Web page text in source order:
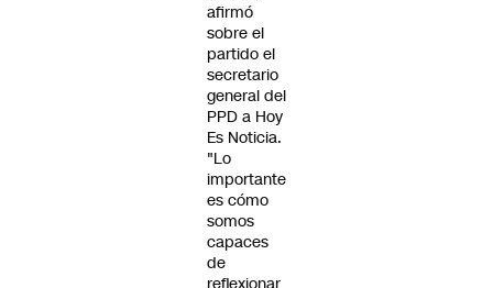
afirmó
sobre el
partido el
secretario
general del
PPD a Hoy
Es Noticia.
"Lo
importante
es cómo
somos
capaces
de
reflexionar